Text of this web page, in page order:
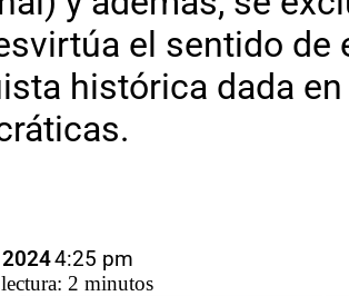
el sentido de
histórica dada
4:25 pm
2 minutos